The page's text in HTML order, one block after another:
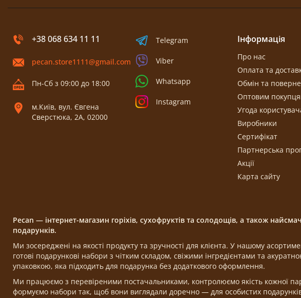
+38 068 634 11 11
pecan.store1111@gmail.com
Пн-Сб з 09:00 до 18:00
м.Київ, вул. Євгена
Сверстюка, 2А, 02000
Telegram
Viber
Whatsapp
Instagram
Інформація
Про нас
Оплата та
Обмін та
Оптовим
Угода
Виробники
Сертифікат
Партнерська
Акції
Карта сайту
Pecan — інтернет-магазин горіхів, сухофруктів та солодощів, а також
подарунків.
Ми зосереджені на якості продукту та зручності для клієнта. У нашому
готові подарункові набори з чітким складом, свіжими інгредієнтами та
упаковкою, яка підходить для подарунка без додаткового оформлення.
Ми працюємо з перевіреними постачальниками, контролюємо якість кожної
формуємо набори так, щоб вони виглядали доречно — для особистих